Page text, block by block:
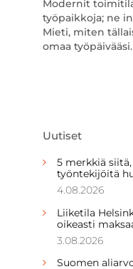
Modernit
työpaikkoja; ne
Mieti, miten
omaa työpäivääsi.
Uutiset
5 merkkiä
työntekijöitä
4.08.2026
Liiketila
oikeasti
3.08.2026
Suomen